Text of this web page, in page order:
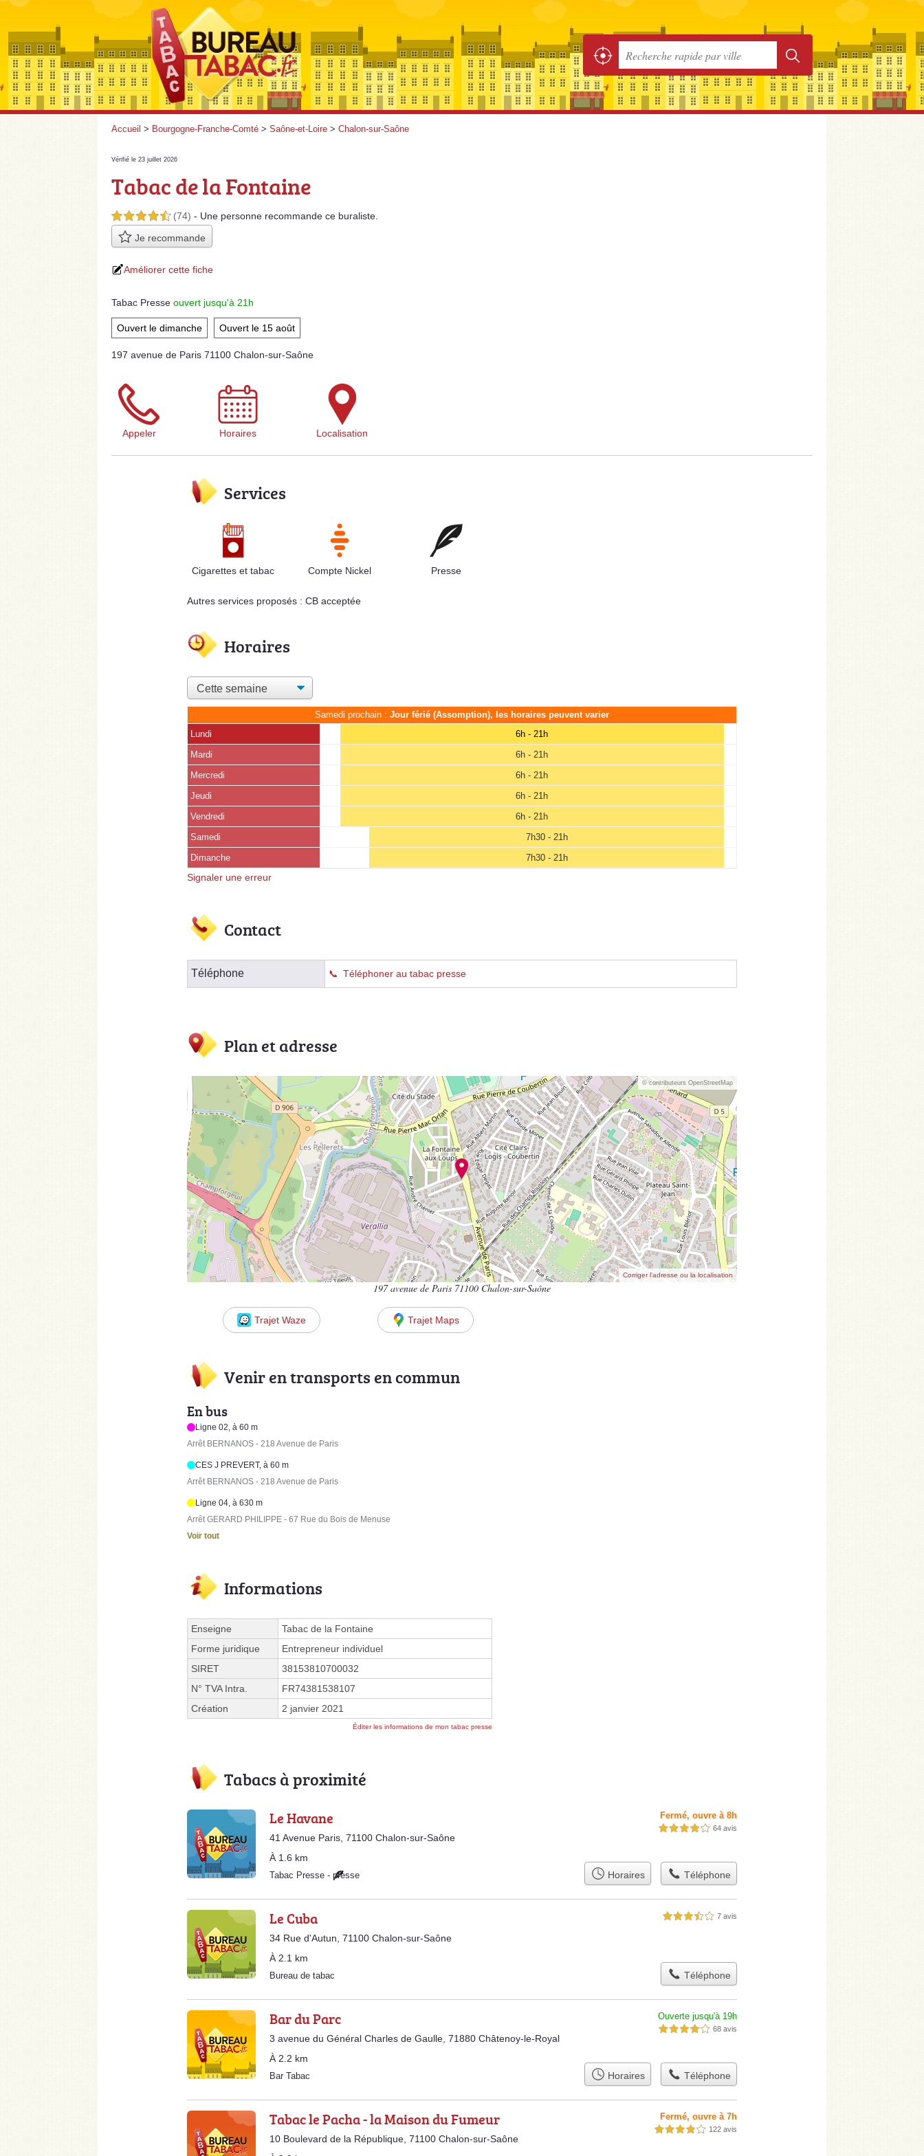
Accueil > Bourgogne-Franche-Comté > Saône-et-Loire > Chalon-sur-Saône
Vérifié le 23 juillet 2026
Tabac de la Fontaine
4,5 étoiles sur 5 (74) - Une personne recommande ce buraliste.
Je recommande
Améliorer cette fiche
Tabac Presse ouvert jusqu'à 21h
Ouvert le dimanche Ouvert le 15 août
197 avenue de Paris 71100 Chalon-sur-Saône
Appeler Horaires Localisation
Services
Cigarettes et tabac Compte Nickel Presse
Autres services proposés : CB acceptée
Horaires
Samedi prochain : Jour férié (Assomption), les horaires peuvent varier
Lundi
6h - 21h
Mardi 6h - 21h
Mercredi 6h - 21h
Jeudi 6h - 21h
Vendredi 6h - 21h
Samedi
(15 août)
7h30 - 21h
Dimanche 7h30 - 21h
Signaler une erreur
Contact
Téléphone Téléphoner au tabac presse
Plan et adresse
© contributeurs OpenStreetMap
Corriger l’adresse ou la localisation
197 avenue de Paris 71100 Chalon-sur-Saône
Trajet Waze Trajet Maps
Venir en transports en commun
En bus
Ligne 02, à 60 m
Arrêt BERNANOS - 218 Avenue de Paris
CES J PREVERT, à 60 m
Arrêt BERNANOS - 218 Avenue de Paris
Ligne 04, à 630 m
Arrêt GERARD PHILIPPE - 67 Rue du Bois de Menuse
Voir tout
Informations
Enseigne
Tabac de la Fontaine
Forme juridique
Entrepreneur individuel
SIRET
38153810700032
N° TVA Intra.
FR74381538107
Création
2 janvier 2021
Éditer les informations de mon tabac presse
Tabacs à proximité
Le Havane
41 Avenue Paris, 71100 Chalon-sur-Saône
À 1.6 km
Fermé, ouvre à 8h
4,0 étoiles sur 5 64 avis
Tabac Presse - presse Horaires Téléphone
Le Cuba
34 Rue d'Autun, 71100 Chalon-sur-Saône
À 2.1 km
3,5 étoiles sur 5 7 avis
Bureau de tabac Téléphone
Bar du Parc
3 avenue du Général Charles de Gaulle, 71880 Châtenoy-le-Royal
À 2.2 km
Ouverte jusqu'à 19h
4,0 étoiles sur 5 68 avis
Bar Tabac Horaires Téléphone
Tabac le Pacha - la Maison du Fumeur
10 Boulevard de la République, 71100 Chalon-sur-Saône
Fermé, ouvre à 7h
4,0 étoiles sur 5 122 avis